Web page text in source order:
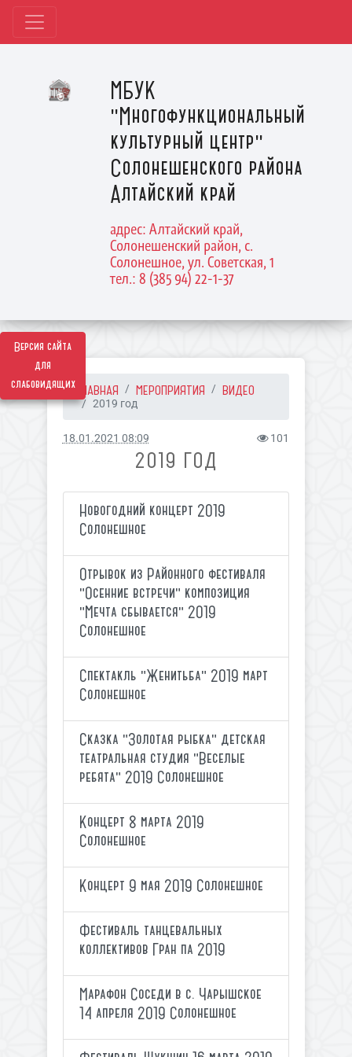
Версия сайта
для
слабовидящих
МБУК
"Многофункциональный
культурный центр"
Солонешенского района
Алтайский край
адрес: Алтайский край,
Солонешенский район, с.
Солонешное, ул. Советская, 1
тел.: 8 (385 94) 22-1-37
ГЛАВНАЯ МЕРОПРИЯТИЯ ВИДЕО
2019 год
18.01.2021 08:09 101
2019 ГОД
Новогодний концерт 2019
Солонешное
Отрывок из Районного фестиваля
"Осенние встречи" композиция
"Мечта сбывается" 2019
Солонешное
Спектакль "Женитьба" 2019 март
Солонешное
Сказка "Золотая рыбка" детская
театральная студия "Веселые
ребята" 2019 Солонешное
Концерт 8 марта 2019
Солонешное
Концерт 9 мая 2019 Солонешное
Фестиваль танцевальных
коллективов Гран па 2019
Марафон Соседи в с. Чарышское
14 апреля 2019 Солонешное